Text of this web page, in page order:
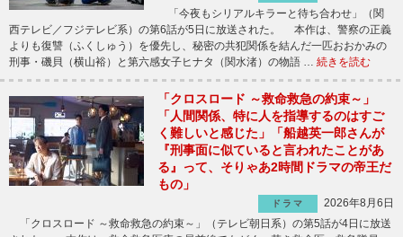
「今夜もシリアルキラーと待ち合わせ」（関
西テレビ／フジテレビ系）の第6話が5日に放送された。 本作は、警察の正義
よりも復讐（ふくしゅう）を優先し、秘密の共犯関係を結んだ一匹おおかみの
刑事・磯貝（横山裕）と第六感女子ヒナタ（関水渚）の物語 … 続きを読む
「クロスロード ～救命救急の約束～」
「人間関係、特に人を指導するのはすご
く難しいと感じた」「船越英一郎さんが
『刑事面に似ていると言われたことがあ
る』って、そりゃあ2時間ドラマの帝王だ
もの」
ドラマ
2026年8月6日
「クロスロード ～救命救急の約束～」（テレビ朝日系）の第5話が4日に放送